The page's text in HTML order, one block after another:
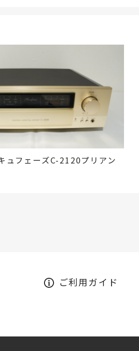
ュフェーズC-2120プリアン
ご利用ガイド